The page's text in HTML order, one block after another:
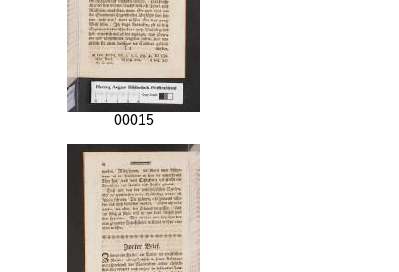
00015